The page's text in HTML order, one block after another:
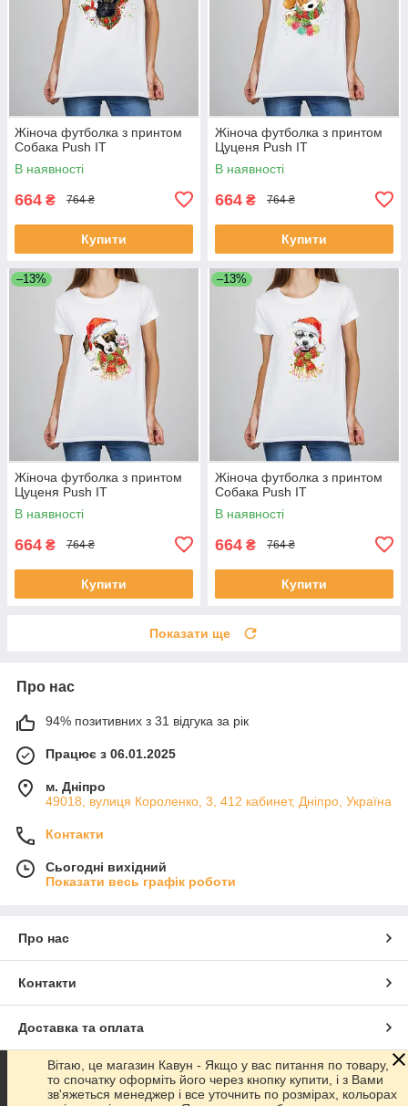
Жіноча футболка з принтом
Собака Push IT
В наявності
664 ₴ 764 ₴
Купити
Жіноча футболка з принтом
Цуценя Push IT
В наявності
664 ₴ 764 ₴
Купити
–13%
Жіноча футболка з принтом
Цуценя Push IT
В наявності
664 ₴ 764 ₴
Купити
–13%
Жіноча футболка з принтом
Собака Push IT
В наявності
664 ₴ 764 ₴
Купити
Показати ще
Про нас
94% позитивних з 31 відгука за рік
Працює з 06.01.2025
м. Дніпро
49018, вулиця Короленко, 3, 412 кабинет, Дніпро, Україна
Контакти
Сьогодні вихідний
Показати весь графік роботи
Про нас
Контакти
Доставка та оплата
Графік роботи
Вітаю, це магазин Кавун - Якщо у вас питання по товару,
то спочатку оформіть його через кнопку купити, і з Вами
зв'яжеться менеджер і все уточнить по розмірах, кольорах